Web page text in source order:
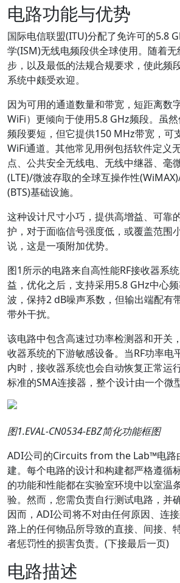
电路功能与优势
国际电信联盟(ITU)分配了免许可的5.8
学(ISM)无线电频段供全球使用。随着
步，以及最低的法规合规要求，使此频
系统中颇受欢迎。
因为可用的通道数量和带宽，短距离数
WiFi）更倾向于使用5.8 GHz频段。虽
频段要短，但它提供150 MHz带宽，可
WiFi通道。其他常见用例包括软件定义
点、公共安全无线电、无线中继器、毫
(LTE)/微波存取的全球互操作性
(BTS)基础设施。
这种设计尺寸小巧，提供高增益、可靠
护，对于面临信号强度低，或覆盖范围
说，这是一项附加优势。
图1所示的电路来自高性能RF接收器系
益，优化之后，支持采用5.8 GHz中心
波，保持2 dB噪声系数，但输出端配有
带外干扰。
该电路中包含高速过功率检测器和开关
收器系统的下游敏感设备。当RF功率电
内时，接收器系统也会自动恢复正常运
标准的SMA连接器，整个设计由一个微
图1.EVAL-CN0534-EBZ简化功能框图
ADI公司的Circuits from the Lab™电路
建。每个电路的设计和构建都严格遵循
的功能和性能都在实验室环境中以室温
验。然而，您需负责自行测试电路，并
因而， ADI公司将不对由任何原因、连
路上的任何物品所导致的直接、间接、
者惩罚性的损害负责。 (下接最后一页)
电路描述